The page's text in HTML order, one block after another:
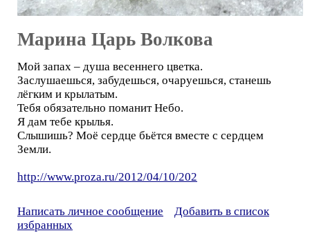
Марина Царь Волкова
Мой запах – душа весеннего цветка.
Заслушаешься, забудешься, очаруешься, станешь
лёгким и крылатым.
Тебя обязательно поманит Небо.
Я дам тебе крылья.
Слышишь? Моё сердце бьётся вместе с сердцем
Земли.
http://www.proza.ru/2012/04/10/202
Написать личное сообщение
Добавить в список
избранных